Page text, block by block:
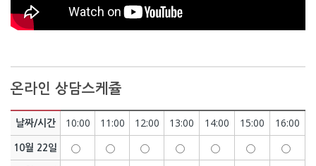
온라인 상담스케쥴
날짜/시간 10:00 11:00 12:00 13:00 14:00 15:00 16:00
10월 22일